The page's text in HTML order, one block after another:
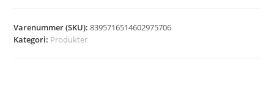
Varenummer (SKU):8395716514602975706
Kategori: Produkter